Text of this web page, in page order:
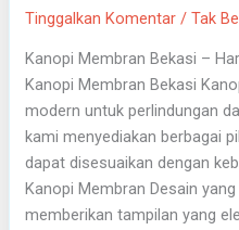
Tinggalkan Komentar /Tak
Kanopi Membran Bekasi –
Kanopi Membran Bekasi
modern untuk perlindungan
kami menyediakan berbagai
dapat disesuaikan dengan
Kanopi Membran Desain
memberikan tampilan yang
bekasi